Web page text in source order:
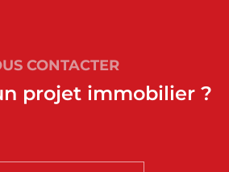
CONTACTER
projet immobilier ?